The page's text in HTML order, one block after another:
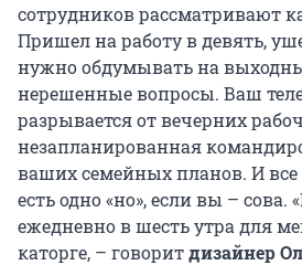
сотрудников рассматривают
Пришел на работу в девять,
нужно обдумывать на
нерешенные вопросы. Ваш
разрывается от вечерних
незапланированная
ваших семейных планов. И
есть одно «но», если вы – сова.
ежедневно в шесть утра для
каторге, – говоритдизайнер